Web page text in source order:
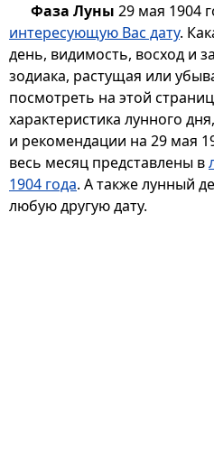
Фаза Луны 29 мая 1904
интересующую Вас дату.
день, видимость, восход и
зодиака, растущая или
посмотреть на этой
характеристика лунного
и рекомендации на 29 мая
весь месяц представлены в
1904 года. А также лунный
любую другую дату.